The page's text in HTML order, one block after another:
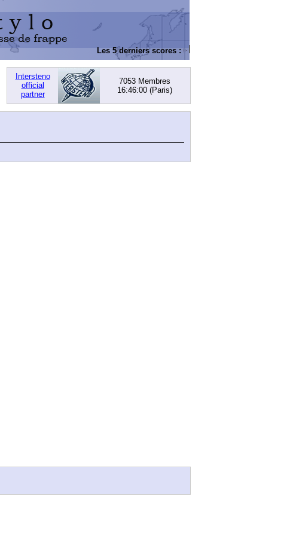
Les 5 derniers scores :
Intersteno
official
partner
7053 Membres
16:46:00(Paris)